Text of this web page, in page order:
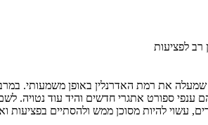
שמעלה את רמת האדרנלין באופן משמעותי.
ענפי ספורט אתגרי חדשים והיד עוד נטויה.